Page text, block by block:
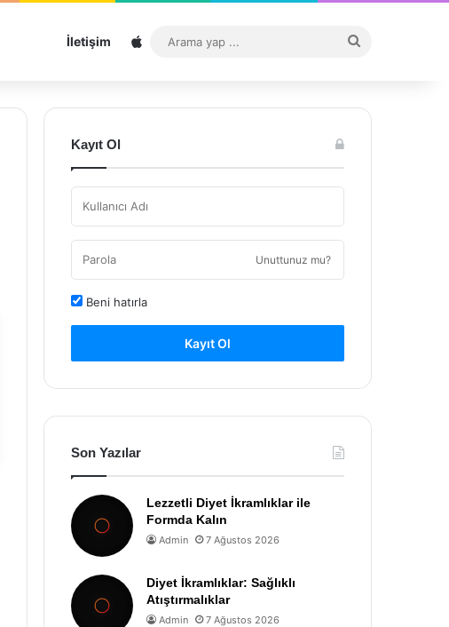
İletişim Sitemap
...
Kayıt Ol
Unuttunuz mu?
Beni hatırla
Kayıt Ol
Son Yazılar
Lezzetli Diyet İkramlıklar ile
Formda Kalın
Admin 7 Ağustos 2026
Diyet İkramlıklar: Sağlıklı
Atıştırmalıklar
Admin 7 Ağustos 2026